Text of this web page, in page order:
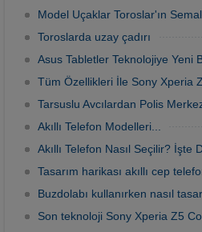
ihtiyaçlarına uygun cep telefonu
modellerini tercih etmektedir.
Model Uçaklar Toroslar'ın
Toroslarda uzay çadırı
Asus Tabletler Teknolojiye Yeni
Tüm Özellikleri İle Sony Xperia
Tarsuslu Avcılardan Polis
Akıllı Telefon Modelleri...
Akıllı Telefon Nasıl Seçilir? İşte
Tasarım harikası akıllı cep
Buzdolabı kullanırken nasıl
Son teknoloji Sony Xperia Z5